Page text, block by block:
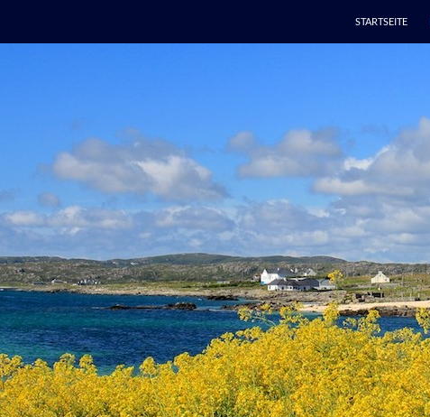
STARTSEITE